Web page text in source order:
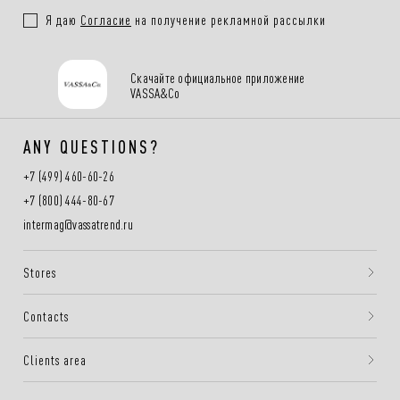
Я даю Согласие на получение рекламной рассылки
Скачайте официальное приложение
VASSA&Co
ANY QUESTIONS?
+7 (499) 460-60-26
+7 (800) 444-80-67
intermag@vassatrend.ru
Stores
Contacts
Clients area